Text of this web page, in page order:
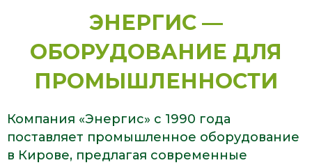
ЭНЕРГИС —
ОБОРУДОВАНИЕ ДЛЯ
ПРОМЫШЛЕННОСТИ
Компания «Энергис» с 1990 года
поставляет промышленное оборудование
в Кирове, предлагая современные